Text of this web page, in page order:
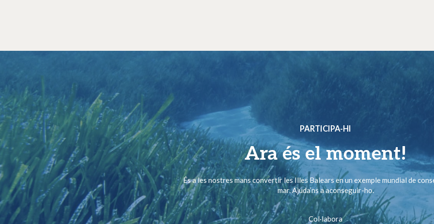
PARTICIPA-HI
Ara és el moment!
És a les nostres mans convertir les Illes Balears en un exemple mundial de
mar. Ajuda’ns a aconseguir-ho.
Col·labora